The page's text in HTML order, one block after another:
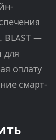
BLAST —
для
оплату
смарт-